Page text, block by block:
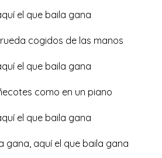
el que baila gana
cogidos de las manos
el que baila gana
como en un piano
el que baila gana
gana, aquí el que baila gana